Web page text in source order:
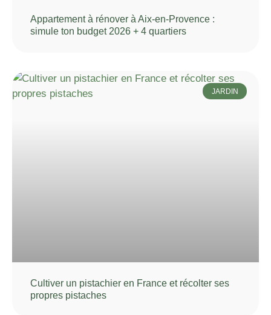
Appartement à rénover à Aix-en-Provence :
simule ton budget 2026 + 4 quartiers
JARDIN
Cultiver un pistachier en France et récolter ses
propres pistaches